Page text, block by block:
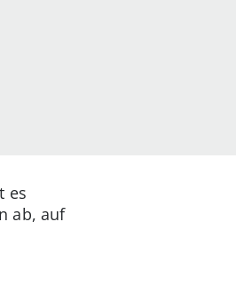
es
ab, auf